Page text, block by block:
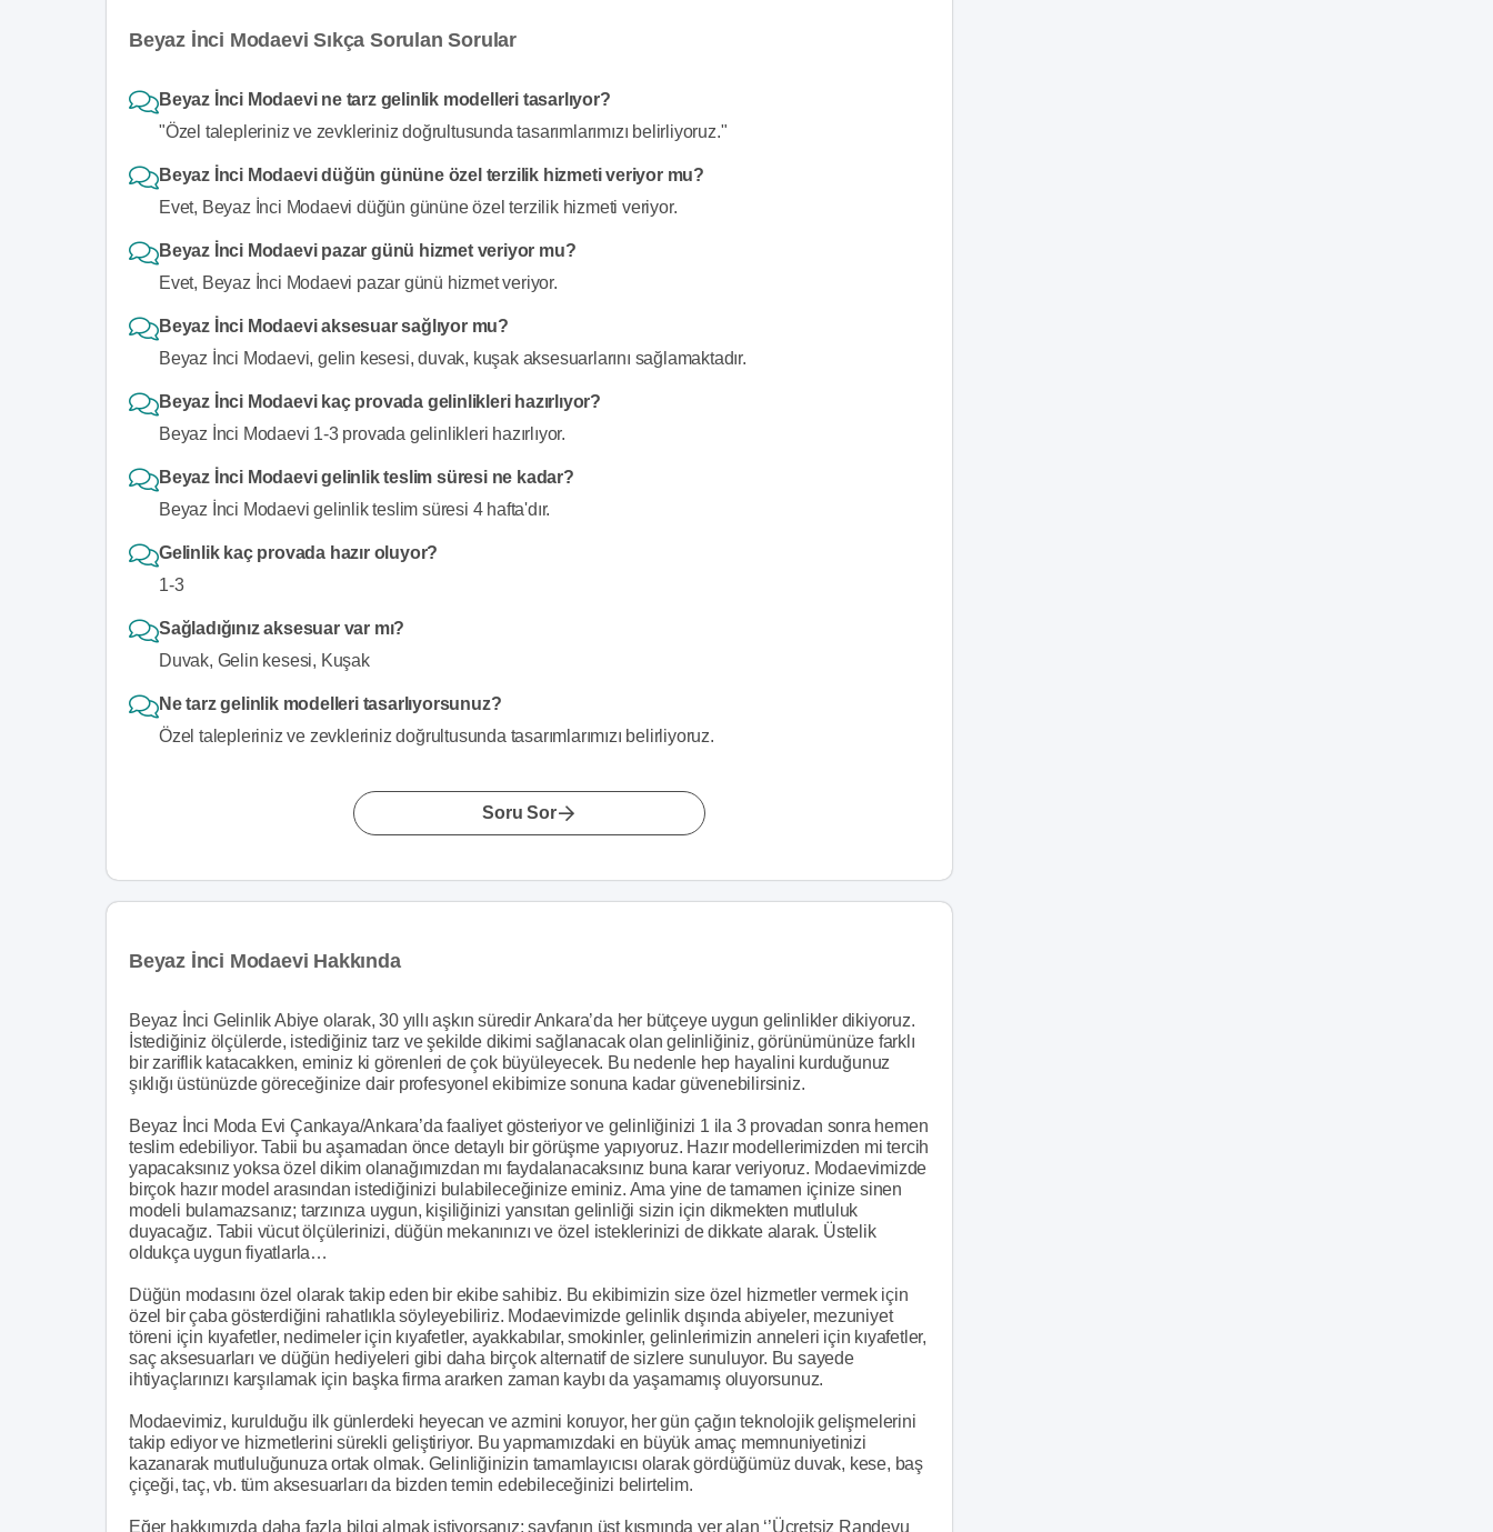
Beyaz İnci Modaevi Sıkça Sorulan Sorular
Beyaz İnci Modaevi ne tarz gelinlik modelleri tasarlıyor?
"Özel talepleriniz ve zevkleriniz doğrultusunda tasarımlarımızı belirliyoruz."
Beyaz İnci Modaevi düğün gününe özel terzilik hizmeti veriyor mu?
Evet, Beyaz İnci Modaevi düğün gününe özel terzilik hizmeti veriyor.
Beyaz İnci Modaevi pazar günü hizmet veriyor mu?
Evet, Beyaz İnci Modaevi pazar günü hizmet veriyor.
Beyaz İnci Modaevi aksesuar sağlıyor mu?
Beyaz İnci Modaevi, gelin kesesi, duvak, kuşak aksesuarlarını sağlamaktadır.
Beyaz İnci Modaevi kaç provada gelinlikleri hazırlıyor?
Beyaz İnci Modaevi 1-3 provada gelinlikleri hazırlıyor.
Beyaz İnci Modaevi gelinlik teslim süresi ne kadar?
Beyaz İnci Modaevi gelinlik teslim süresi 4 hafta'dır.
Gelinlik kaç provada hazır oluyor?
1-3
Sağladığınız aksesuar var mı?
Duvak, Gelin kesesi, Kuşak
Ne tarz gelinlik modelleri tasarlıyorsunuz?
Özel talepleriniz ve zevkleriniz doğrultusunda tasarımlarımızı belirliyoruz.
Soru Sor
Beyaz İnci Modaevi Hakkında
Beyaz İnci Gelinlik Abiye olarak, 30 yıllı aşkın süredir Ankara’da her bütçeye uygun gelinlikler dikiyoruz.
İstediğiniz ölçülerde, istediğiniz tarz ve şekilde dikimi sağlanacak olan gelinliğiniz, görünümünüze farklı
bir zariflik katacakken, eminiz ki görenleri de çok büyüleyecek. Bu nedenle hep hayalini kurduğunuz
şıklığı üstünüzde göreceğinize dair profesyonel ekibimize sonuna kadar güvenebilirsiniz.
Beyaz İnci Moda Evi Çankaya/Ankara’da faaliyet gösteriyor ve gelinliğinizi 1 ila 3 provadan sonra hemen
teslim edebiliyor. Tabii bu aşamadan önce detaylı bir görüşme yapıyoruz. Hazır modellerimizden mi tercih
yapacaksınız yoksa özel dikim olanağımızdan mı faydalanacaksınız buna karar veriyoruz. Modaevimizde
birçok hazır model arasından istediğinizi bulabileceğinize eminiz. Ama yine de tamamen içinize sinen
modeli bulamazsanız; tarzınıza uygun, kişiliğinizi yansıtan gelinliği sizin için dikmekten mutluluk
duyacağız. Tabii vücut ölçülerinizi, düğün mekanınızı ve özel isteklerinizi de dikkate alarak. Üstelik
oldukça uygun fiyatlarla…
Düğün modasını özel olarak takip eden bir ekibe sahibiz. Bu ekibimizin size özel hizmetler vermek için
özel bir çaba gösterdiğini rahatlıkla söyleyebiliriz. Modaevimizde gelinlik dışında abiyeler, mezuniyet
töreni için kıyafetler, nedimeler için kıyafetler, ayakkabılar, smokinler, gelinlerimizin anneleri için kıyafetler,
saç aksesuarları ve düğün hediyeleri gibi daha birçok alternatif de sizlere sunuluyor. Bu sayede
ihtiyaçlarınızı karşılamak için başka firma ararken zaman kaybı da yaşamamış oluyorsunuz.
Modaevimiz, kurulduğu ilk günlerdeki heyecan ve azmini koruyor, her gün çağın teknolojik gelişmelerini
takip ediyor ve hizmetlerini sürekli geliştiriyor. Bu yapmamızdaki en büyük amaç memnuniyetinizi
kazanarak mutluluğunuza ortak olmak. Gelinliğinizin tamamlayıcısı olarak gördüğümüz duvak, kese, baş
çiçeği, taç, vb. tüm aksesuarları da bizden temin edebileceğinizi belirtelim.
Eğer hakkımızda daha fazla bilgi almak istiyorsanız; sayfanın üst kısmında yer alan ‘’Ücretsiz Randevu